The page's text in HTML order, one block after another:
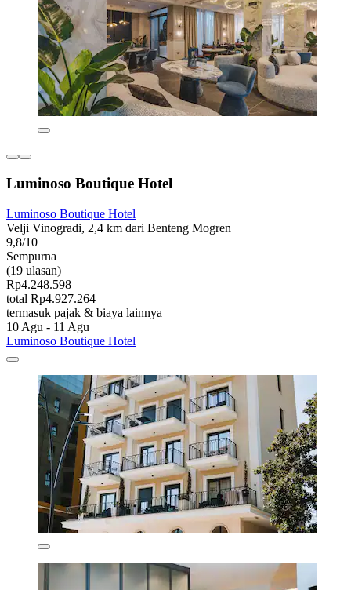
Luminoso Boutique Hotel
Luminoso Boutique Hotel
Velji Vinogradi, 2,4 km dari Benteng Mogren
9,8/10
Sempurna
(19 ulasan)
Rp4.248.598
total Rp4.927.264
termasuk pajak & biaya lainnya
10 Agu - 11 Agu
Luminoso Boutique Hotel